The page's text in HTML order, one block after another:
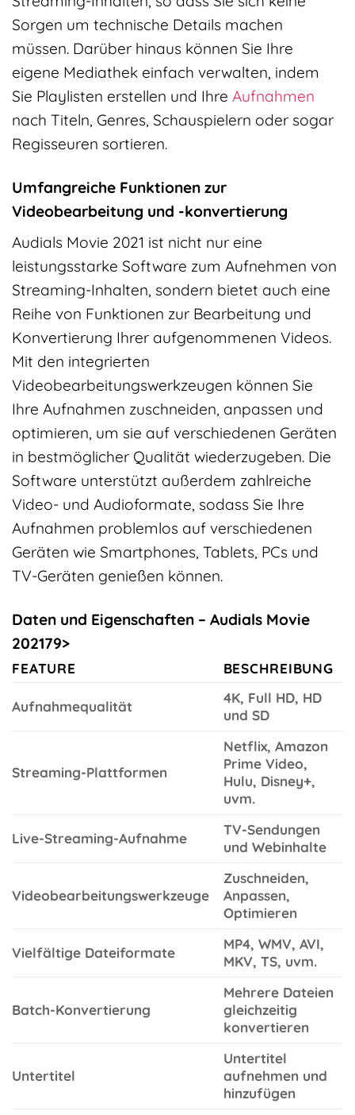
Sorgen um technische Details machen
müssen. Darüber hinaus können Sie Ihre
eigene Mediathek einfach verwalten, indem
Sie Playlisten erstellen und Ihre Aufnahmen
nach Titeln, Genres, Schauspielern oder sogar
Regisseuren sortieren.
Umfangreiche Funktionen zur
Videobearbeitung und -konvertierung
Audials Movie 2021 ist nicht nur eine
leistungsstarke Software zum Aufnehmen von
Streaming-Inhalten, sondern bietet auch eine
Reihe von Funktionen zur Bearbeitung und
Konvertierung Ihrer aufgenommenen Videos.
Mit den integrierten
Videobearbeitungswerkzeugen können Sie
Ihre Aufnahmen zuschneiden, anpassen und
optimieren, um sie auf verschiedenen Geräten
in bestmöglicher Qualität wiederzugeben. Die
Software unterstützt außerdem zahlreiche
Video- und Audioformate, sodass Sie Ihre
Aufnahmen problemlos auf verschiedenen
Geräten wie Smartphones, Tablets, PCs und
TV-Geräten genießen können.
Daten und Eigenschaften – Audials Movie
202179>
FEATURE BESCHREIBUNG
Aufnahmequalität
4K, Full HD, HD
und SD
Streaming-Plattformen
Netflix, Amazon
Prime Video,
Hulu, Disney+,
uvm.
Live-Streaming-Aufnahme
TV-Sendungen
und Webinhalte
Videobearbeitungswerkzeuge
Zuschneiden,
Anpassen,
Optimieren
Vielfältige Dateiformate
MP4, WMV, AVI,
MKV, TS, uvm.
Batch-Konvertierung
Mehrere Dateien
gleichzeitig
konvertieren
Untertitel
Untertitel
aufnehmen und
hinzufügen